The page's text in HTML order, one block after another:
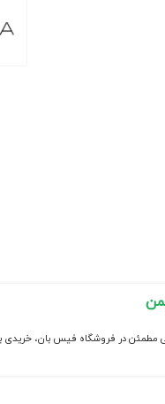
مطمئن در فروشگاه فیس بان، خریدی